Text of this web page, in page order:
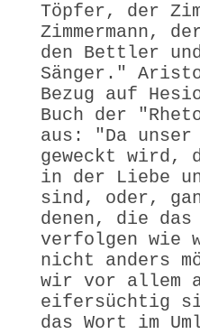
Töpfer, der
Zimmermann,
den Bettler
Sänger."
Bezug auf
Buch der
aus: "Da unser
geweckt wird,
in der Liebe
sind, oder,
denen, die
verfolgen wie
nicht anders
wir vor allem
eifersüchtig
das Wort im